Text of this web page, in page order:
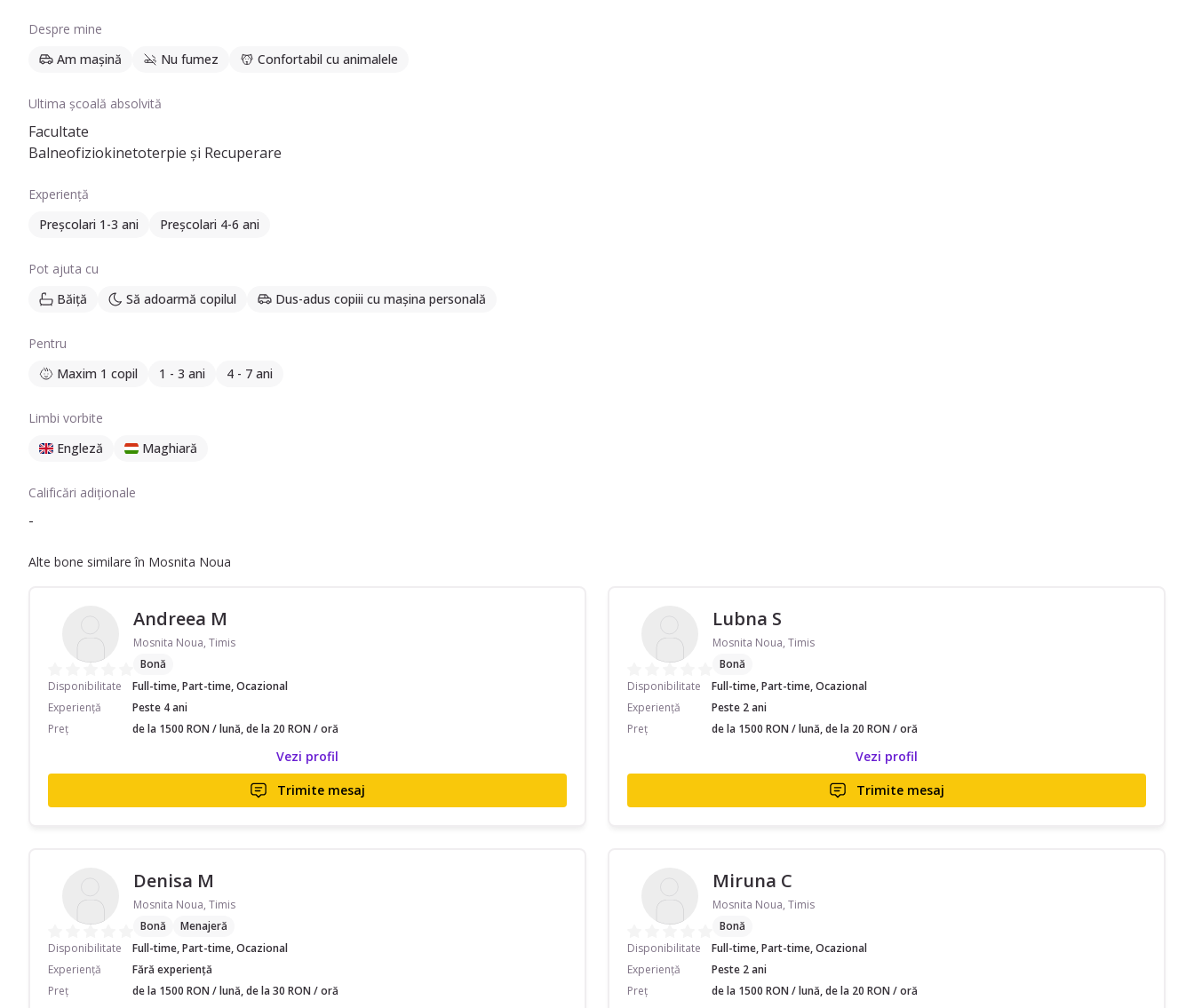
Despre mine
Am mașină
Nu fumez Confortabil cu animalele
Ultima școală absolvită
Facultate
Balneofiziokinetoterpie și Recuperare
Experiență
Preșcolari 1-3 ani
Preșcolari 4-6 ani
Pot ajuta cu
Băiță
Să adoarmă copilul Dus-adus copiii cu mașina personală
Pentru
Maxim 1 copil
1 - 3 ani 4 - 7 ani
Limbi vorbite
Engleză
Maghiară
Calificări adiționale
-
Alte bone similare în Mosnita Noua
Andreea M
Mosnita Noua, Timis
Bonă
Disponibilitate
Full-time, Part-time, Ocazional
Experiență
Peste 4 ani
Preț
de la 1500 RON / lună, de la 20 RON / oră
Vezi profil
Trimite mesaj
Lubna S
Mosnita Noua, Timis
Bonă
Disponibilitate
Full-time, Part-time, Ocazional
Experiență
Peste 2 ani
Preț
de la 1500 RON / lună, de la 20 RON / oră
Vezi profil
Trimite mesaj
Denisa M
Mosnita Noua, Timis
Bonă
Menajeră
Disponibilitate
Full-time, Part-time, Ocazional
Experiență
Fără experiență
Preț
de la 1500 RON / lună, de la 30 RON / oră
Miruna C
Mosnita Noua, Timis
Bonă
Disponibilitate
Full-time, Part-time, Ocazional
Experiență
Peste 2 ani
Preț
de la 1500 RON / lună, de la 20 RON / oră